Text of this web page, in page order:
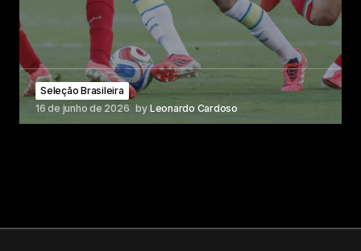
Seleção Brasileira
16 de junho de 2026 by Leonardo Cardoso